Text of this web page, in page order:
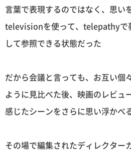
言葉で表現するのではなく、思い
televisionを使って、telepathyで
して参照できる状態だった
だから会議と言っても、お互い個
ように見比べた後、映画のレビュ
感じたシーンをさらに思い浮かべ
その場で編集されたディレクター